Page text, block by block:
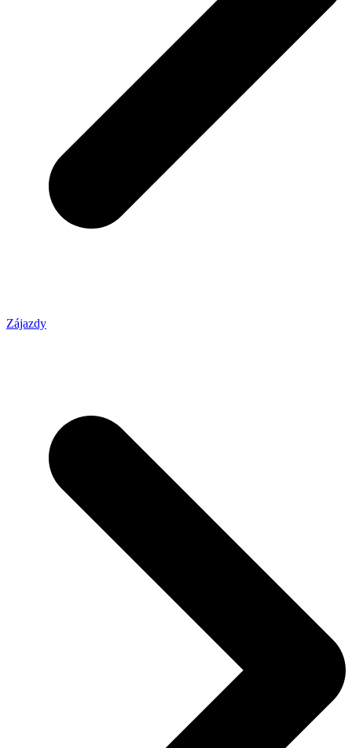
Zájazdy